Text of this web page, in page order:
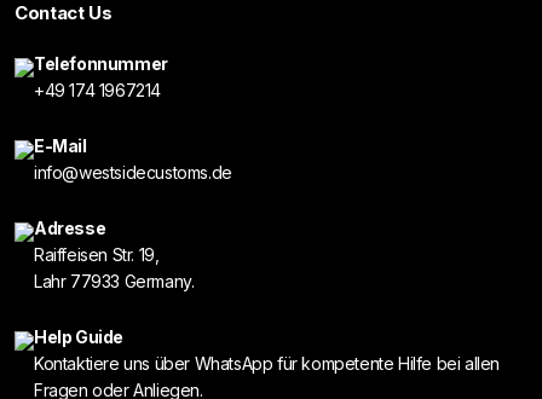
Contact Us
Telefonnummer
+49 174 1967214
E-Mail
info@westsidecustoms.de
Adresse
Raiffeisen Str. 19,
Lahr 77933 Germany.
Help Guide
Kontaktiere uns über WhatsApp für kompetente Hilfe bei allen
Fragen oder Anliegen.